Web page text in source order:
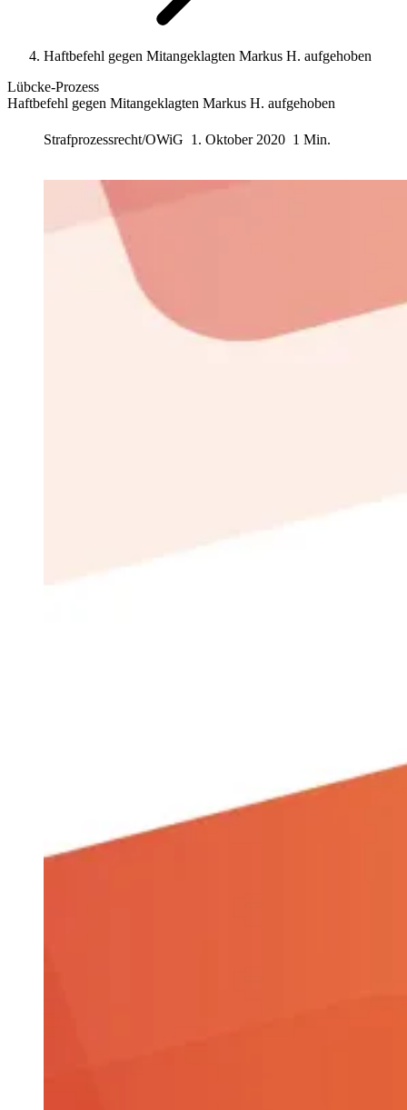
Haftbefehl gegen Mitangeklagten Markus H. aufgehoben
Lübcke-Prozess
Haftbefehl gegen Mitangeklagten Markus H. aufgehoben
Strafprozessrecht/OWiG 1. Oktober 2020 1 Min.